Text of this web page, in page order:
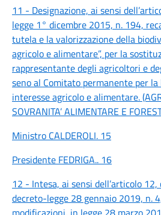
11 - Designazione, ai sensi
legge 1° dicembre 2015, n. 194,
tutela e la valorizzazione della
agricolo e alimentare”, per la
rappresentante degli agricoltori e
seno al Comitato permanente per
interesse agricolo e alimentare.
SOVRANITA’ ALIMENTARE E
Ministro CALDEROLI. 15
Presidente FEDRIGA.. 16
12 - Intesa, ai sensi dell’articolo
decreto-legge 28 gennaio 2019, n.